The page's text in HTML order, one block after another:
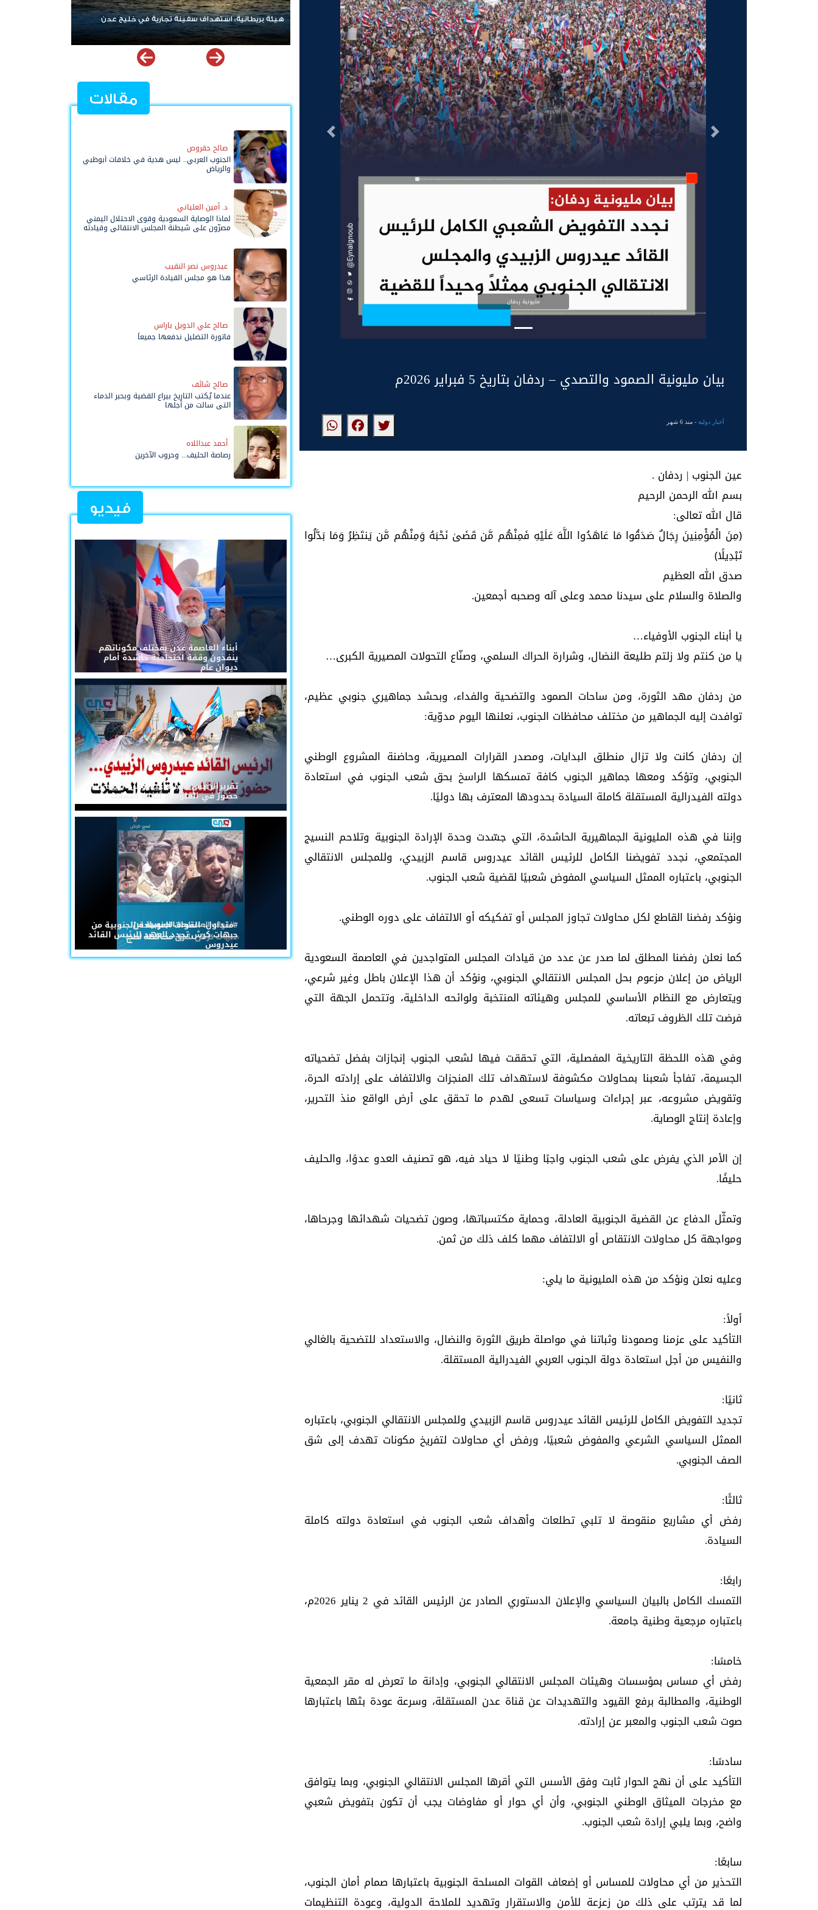
مليونية ردفان
التالى السابق
بيان مليونية الصمود والتصدي – ردفان بتاريخ 5 فبراير 2026م
أخبار دولية- منذ 6 شهر
عين الجنوب | ردفان .
بسم الله الرحمن الرحيم
قال الله تعالى:
﴿مِنَ الْمُؤْمِنِينَ رِجَالٌ صَدَقُوا مَا عَاهَدُوا اللَّهَ عَلَيْهِ فَمِنْهُم مَّن قَضَىٰ نَحْبَهُ وَمِنْهُم مَّن يَنتَظِرُ وَمَا بَدَّلُوا
تَبْدِيلًا﴾
صدق الله العظيم
والصلاة والسلام على سيدنا محمد وعلى آله وصحبه أجمعين.
يا أبناء الجنوب الأوفياء…
يا من كنتم ولا زلتم طليعة النضال، وشرارة الحراك السلمي، وصنّاع التحولات المصيرية الكبرى…
من ردفان مهد الثورة، ومن ساحات الصمود والتضحية والفداء، وبحشد جماهيري جنوبي عظيم،
توافدت إليه الجماهير من مختلف محافظات الجنوب، نعلنها اليوم مدوّية:
إن ردفان كانت ولا تزال منطلق البدايات، ومصدر القرارات المصيرية، وحاضنة المشروع الوطني
الجنوبي، وتؤكد ومعها جماهير الجنوب كافة تمسكها الراسخ بحق شعب الجنوب في استعادة
دولته الفيدرالية المستقلة كاملة السيادة بحدودها المعترف بها دوليًا.
وإننا في هذه المليونية الجماهيرية الحاشدة، التي جسّدت وحدة الإرادة الجنوبية وتلاحم النسيج
المجتمعي، نجدد تفويضنا الكامل للرئيس القائد عيدروس قاسم الزبيدي، وللمجلس الانتقالي
الجنوبي، باعتباره الممثل السياسي المفوض شعبيًا لقضية شعب الجنوب.
ونؤكد رفضنا القاطع لكل محاولات تجاوز المجلس أو تفكيكه أو الالتفاف على دوره الوطني.
كما نعلن رفضنا المطلق لما صدر عن عدد من قيادات المجلس المتواجدين في العاصمة السعودية
الرياض من إعلان مزعوم بحل المجلس الانتقالي الجنوبي، ونؤكد أن هذا الإعلان باطل وغير شرعي،
ويتعارض مع النظام الأساسي للمجلس وهيئاته المنتخبة ولوائحه الداخلية، وتتحمل الجهة التي
فرضت تلك الظروف تبعاته.
وفي هذه اللحظة التاريخية المفصلية، التي تحققت فيها لشعب الجنوب إنجازات بفضل تضحياته
الجسيمة، تفاجأ شعبنا بمحاولات مكشوفة لاستهداف تلك المنجزات والالتفاف على إرادته الحرة،
وتقويض مشروعه، عبر إجراءات وسياسات تسعى لهدم ما تحقق على أرض الواقع منذ التحرير،
وإعادة إنتاج الوصاية.
إن الأمر الذي يفرض على شعب الجنوب واجبًا وطنيًا لا حياد فيه، هو تصنيف العدو عدوًا، والحليف
حليفًا.
وتمثّل الدفاع عن القضية الجنوبية العادلة، وحماية مكتسباتها، وصون تضحيات شهدائها وجرحاها،
ومواجهة كل محاولات الانتقاص أو الالتفاف مهما كلف ذلك من ثمن.
وعليه نعلن ونؤكد من هذه المليونية ما يلي:
أولاً:
التأكيد على عزمنا وصمودنا وثباتنا في مواصلة طريق الثورة والنضال، والاستعداد للتضحية بالغالي
والنفيس من أجل استعادة دولة الجنوب العربي الفيدرالية المستقلة.
ثانيًا:
تجديد التفويض الكامل للرئيس القائد عيدروس قاسم الزبيدي وللمجلس الانتقالي الجنوبي، باعتباره
الممثل السياسي الشرعي والمفوض شعبيًا، ورفض أي محاولات لتفريخ مكونات تهدف إلى شق
الصف الجنوبي.
ثالثًا:
رفض أي مشاريع منقوصة لا تلبي تطلعات وأهداف شعب الجنوب في استعادة دولته كاملة
السيادة.
رابعًا:
التمسك الكامل بالبيان السياسي والإعلان الدستوري الصادر عن الرئيس القائد في 2 يناير 2026م،
باعتباره مرجعية وطنية جامعة.
خامسًا:
رفض أي مساس بمؤسسات وهيئات المجلس الانتقالي الجنوبي، وإدانة ما تعرض له مقر الجمعية
الوطنية، والمطالبة برفع القيود والتهديدات عن قناة عدن المستقلة، وسرعة عودة بثها باعتبارها
صوت شعب الجنوب والمعبر عن إرادته.
سادسًا:
التأكيد على أن نهج الحوار ثابت وفق الأسس التي أقرها المجلس الانتقالي الجنوبي، وبما يتوافق
مع مخرجات الميثاق الوطني الجنوبي، وأن أي حوار أو مفاوضات يجب أن تكون بتفويض شعبي
واضح، وبما يلبي إرادة شعب الجنوب.
سابعًا:
التحذير من أي محاولات للمساس أو إضعاف القوات المسلحة الجنوبية باعتبارها صمام أمان الجنوب،
لما قد يترتب على ذلك من زعزعة للأمن والاستقرار وتهديد للملاحة الدولية، وعودة التنظيمات
نتنياهو يرفض الانسحاب من غزة ويعلن رفضه لمسودة
أمريكية
مقالات
صالح حقروص
الجنوب العربي.. ليس هدية في خلافات أبوظبي
والرياض
د. أمين العلياني
لماذا الوصاية السعودية وقوى الاحتلال اليمني
مصرّون على شيطنة المجلس الانتقالي وقيادته
عيدروس نصر النقيب
هذا هو مجلس القيادة الرئاسي
صالح علي الدويل باراس
فاتورة التضليل ندفعها جميعاً
صالح شائف
عندما يُكتب التاريخ بيراع القضية وبحبر الدماء
التي سالت من أجلها
أحمد عبداللاه
رصاصة الحليف... وحروب الآخرين
فيديو
أبناء العاصمة عدن بمختلف مكوناتهم
ينفذون وقفة احتجاجية حاشدة أمام
ديوان عام
تقريرالرئيس القائد عيدروس الزُبيدي...
حضورٌ في القلوب لا تُلغيه الحملات
#متداول: القوات المسلحة الجنوبية من
جبهات كرش تجدد العهد للرئيس القائد
عيدروس